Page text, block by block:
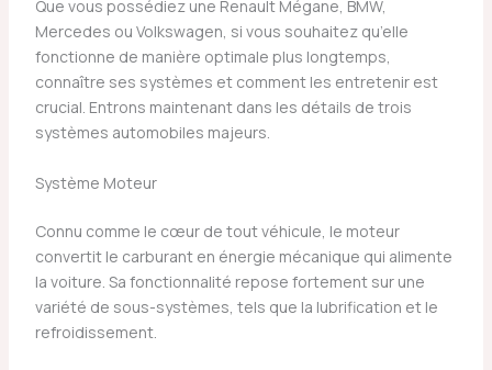
Que vous possédiez une Renault Mégane, BMW,
Mercedes ou Volkswagen, si vous souhaitez qu’elle
fonctionne de manière optimale plus longtemps,
connaître ses systèmes et comment les entretenir est
crucial. Entrons maintenant dans les détails de trois
systèmes automobiles majeurs.
Système Moteur
Connu comme le cœur de tout véhicule, le moteur
convertit le carburant en énergie mécanique qui alimente
la voiture. Sa fonctionnalité repose fortement sur une
variété de sous-systèmes, tels que la lubrification et le
refroidissement.